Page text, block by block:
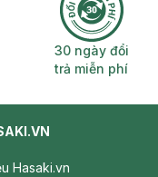
30 ngày
30 ngày đổi
trả miễn phí
Hasaki.vn